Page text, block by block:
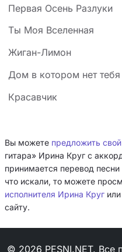
Первая Осень Разлуки
Ты Моя Вселенная
Жиган-Лимон
Дом в котором нет тебя
Красавчик
Вы можете предложить
гитара» Ирина Круг с
принимается перевод
что искали, то можете
исполнителя Ирина Круг
сайту.
© 2026 PESNI.NET. Все